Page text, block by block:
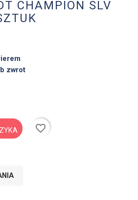
CHAMPION SLV
zwrot
favorite_border